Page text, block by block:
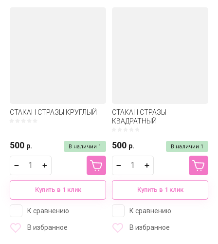
СТАКАН СТРАЗЫ КРУГЛЫЙ
В наличии 1
500 р.
Купить в 1 клик
К сравнению
В избранное
СТАКАН СТРАЗЫ
КВАДРАТНЫЙ
В наличии 1
500 р.
Купить в 1 клик
К сравнению
В избранное